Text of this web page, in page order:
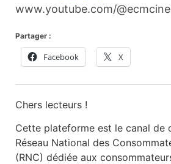
www.youtube.com/
Partager :
Facebook X
Chers lecteurs !
Cette plateforme est le canal de
Réseau National des
(RNC) dédiée aux